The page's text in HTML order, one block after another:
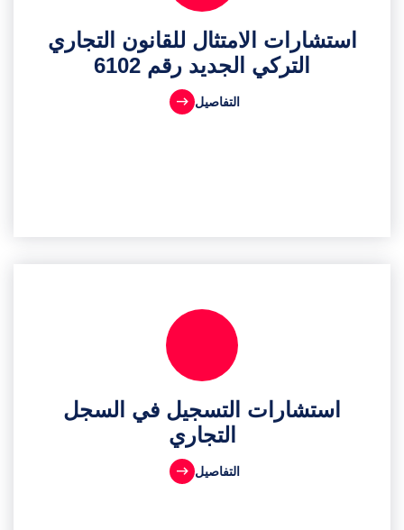
استشارات الامتثال للقانون التجاري
التركي الجديد رقم 6102
التفاصيل
استشارات التسجيل في السجل
التجاري
التفاصيل